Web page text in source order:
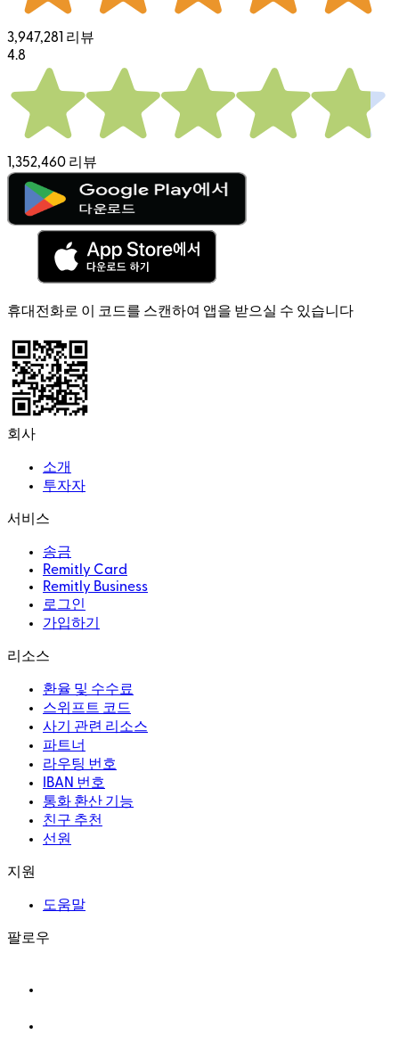
3,947,281 리뷰
4.8
1,352,460 리뷰
휴대전화로 이 코드를 스캔하여 앱을 받으실 수 있습니다
회사
소개
투자자
서비스
송금
Remitly Card
Remitly Business
로그인
가입하기
리소스
환율 및 수수료
스위프트 코드
사기 관련 리소스
파트너
라우팅 번호
IBAN 번호
통화 환산 기능
친구 추천
선원
지원
도움말
팔로우